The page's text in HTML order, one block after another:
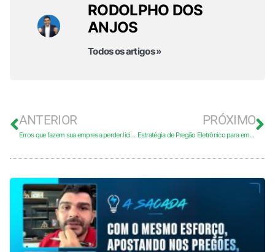
RODOLPHO DOS
ANJOS
Todos os artigos »
ANTERIOR
Erros que fazem sua empresa perder licitações
PRÓXIMO
Estratégia de Pregão Eletrônico para empreendedores em licitação